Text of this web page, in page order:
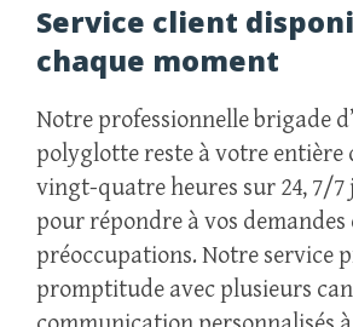
Service client
chaque moment
Notre professionnelle brigade
polyglotte reste à votre entière
vingt-quatre heures sur 24, 7/7
pour répondre à vos
préoccupations. Notre service
promptitude avec plusieurs